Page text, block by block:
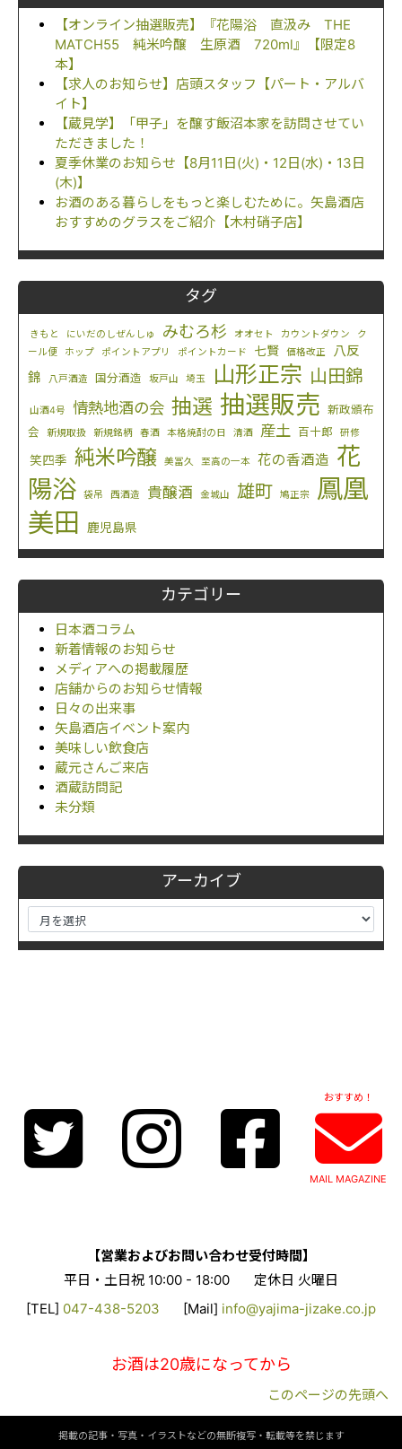
【オンライン抽選販売】『花陽浴 直汲み THE
MATCH55 純米吟醸 生原酒 720ml』【限定8
本】
【求人のお知らせ】店頭スタッフ【パート・アルバ
イト】
【蔵見学】「甲子」を醸す飯沼本家を訪問させてい
ただきました！
夏季休業のお知らせ【8月11日(火)・12日(水)・13日
(木)】
お酒のある暮らしをもっと楽しむために。矢島酒店
おすすめのグラスをご紹介【木村硝子店】
タグ
きもと にいだのしぜんしゅ みむろ杉 オオセト カウントダウン
ク
ール便
ホップ ポイントアプリ ポイントカード 七賢 価格改正
八反
錦
八戸酒造 国分酒造 坂戸山 埼玉 山形正宗 山田錦
山酒4号 情熱地酒の会 抽選 抽選販売 新政頒布
会
新規取扱 新規銘柄 春酒 本格焼酎の日 清酒 産土 百十郎 研修
笑四季 純米吟醸 美冨久 至高の一本 花の香酒造 花
陽浴
袋吊 西酒造 貴醸酒 金城山 雄町 鳩正宗
鳳凰
美田
鹿児島県
カテゴリー
日本酒コラム
新着情報のお知らせ
メディアへの掲載履歴
店舗からのお知らせ情報
日々の出来事
矢島酒店イベント案内
美味しい飲食店
蔵元さんご来店
酒蔵訪問記
未分類
アーカイブ
おすすめ！
MAIL MAGAZINE
【営業およびお問い合わせ受付時間】
平日・土日祝 10:00 - 18:00
定休日 火曜日
[TEL] 047-438-5203 [Mail] info@yajima-jizake.co.jp
お酒は20歳になってから
このページの先頭へ
掲載の記事・写真・イラストなどの無断複写・転載等を禁じます